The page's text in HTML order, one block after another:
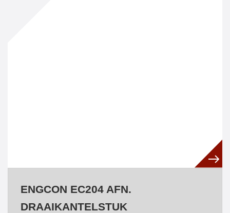
ENGCON EC204 AFN.
DRAAIKANTELSTUK